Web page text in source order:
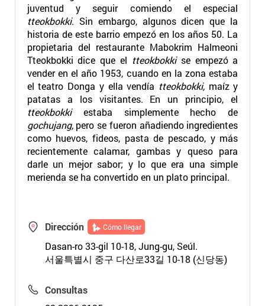
juventud y seguir comiendo el especial
tteokbokki. Sin embargo, algunos dicen que la
historia de este barrio empezó en los años 50. La
propietaria del restaurante Mabokrim Halmeoni
Tteokbokki dice que el tteokbokkise empezó a
vender en el año 1953, cuando en la zona estaba
el teatro Donga y ella vendía tteokbokki,maíz y
patatas a los visitantes. En un principio, el
tteokbokkiestaba simplemente hecho de
gochujang,pero se fueron añadiendo ingredientes
como huevos, fideos, pasta de pescado, y más
recientemente calamar, gambas y queso para
darle un mejor sabor; y lo que era una simple
merienda se ha convertido en un plato principal.
Dirección Cómo llegar
Dasan-ro 33-gil 10-18, Jung-gu, Seúl.
서울특별시 중구 다산로33길 10-18 (신당동)
Consultas